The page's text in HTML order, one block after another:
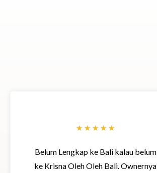
★ ★ ★ ★ ★
t
e
Belum Lengkap ke Bali kalau belum
ke Krisna Oleh Oleh Bali. Ownernya